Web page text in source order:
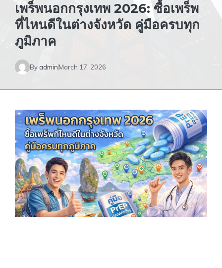
เพร็พนอกกรุงเทพ 2026: ซื้อเพร็พ
ที่ไหนดีในต่างจังหวัด คู่มือครบทุก
ภูมิภาค
ByadminMarch 17, 2026